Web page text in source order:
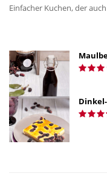
Einfacher Kuchen, der